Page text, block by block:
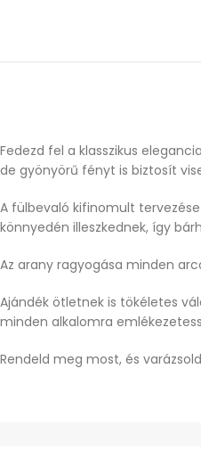
Fedezd fel a klasszikus
de gyönyörű fényt is biztosít
A fülbevaló kifinomult
könnyedén illeszkednek, így
Az arany ragyogása minden
Ajándék ötletnek is tökéletes
minden alkalomra
Rendeld meg most, és